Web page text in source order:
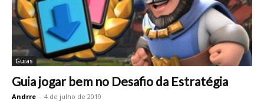
Guias
Guia jogar bem no Desafio da Estratégia
Andrre - 4 de julho de 2019